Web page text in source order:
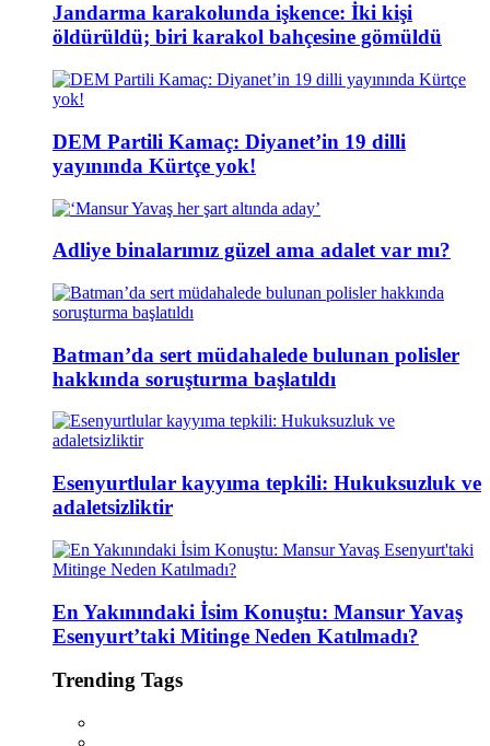
Jandarma karakolunda işkence: İki kişi
öldürüldü; biri karakol bahçesine gömüldü
DEM Partili Kamaç: Diyanet’in 19 dilli
yayınında Kürtçe yok!
Adliye binalarımız güzel ama adalet var mı?
Batman’da sert müdahalede bulunan polisler
hakkında soruşturma başlatıldı
Esenyurtlular kayyıma tepkili: Hukuksuzluk ve
adaletsizliktir
En Yakınındaki İsim Konuştu: Mansur Yavaş
Esenyurt’taki Mitinge Neden Katılmadı?
Trending Tags